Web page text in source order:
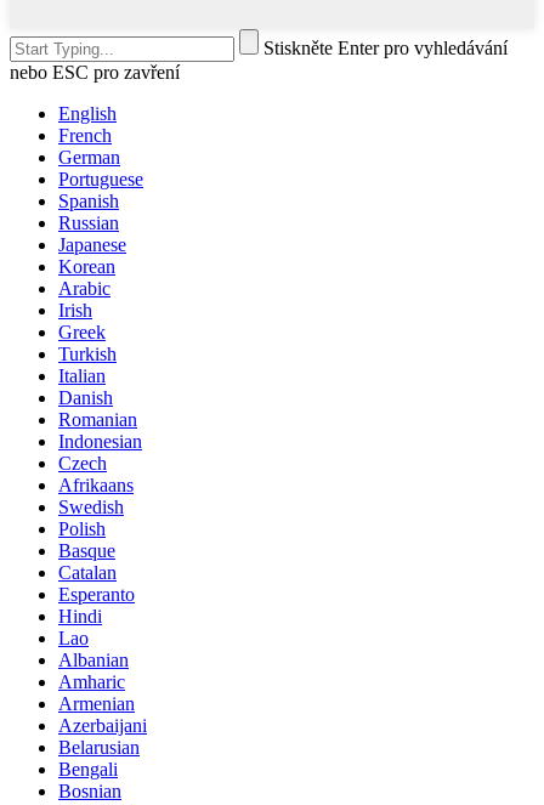
Stiskněte Enter pro vyhledávání
nebo ESC pro zavření
English
French
German
Portuguese
Spanish
Russian
Japanese
Korean
Arabic
Irish
Greek
Turkish
Italian
Danish
Romanian
Indonesian
Czech
Afrikaans
Swedish
Polish
Basque
Catalan
Esperanto
Hindi
Lao
Albanian
Amharic
Armenian
Azerbaijani
Belarusian
Bengali
Bosnian